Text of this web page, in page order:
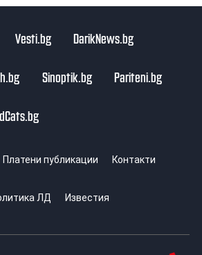
Vesti.bg DarikNews.bg
Sinoptik.bg Pariteni.bg
Платени публикации Контакти
ЛД Известия